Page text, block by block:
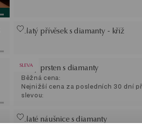
Zlatý přívěsek s diamanty - kříž
SLEVA
Zlatý prsten s diamanty
Běžná cena:
Nejnižší cena za posledních 30 dní
slevou:
Zlaté náušnice s diamanty